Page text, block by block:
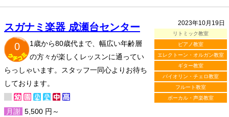
2023年10月19日
リトミック教室
ピアノ教室
エレクトーン・オルガン教室
ギター教室
バイオリン・チェロ教室
フルート教室
ボーカル・声楽教室
スガナミ楽器 成瀬台センター
0
1歳から80歳代まで、幅広い年齢層
の方々が楽しくレッスンに通ってい
らっしゃいます。スタッフ一同心よりお待ち
しております。
月謝 5,500 円～